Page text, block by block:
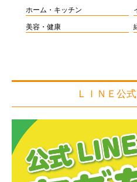
ホーム・キッチン
美容・健康
ＬＩＮＥ公